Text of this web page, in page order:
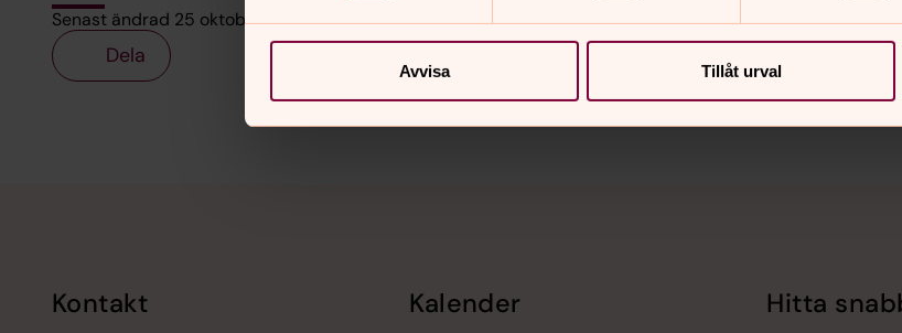
Avvisa Tillåt urval
Senast ändrad 25 oktober 2024
Dela
Kontakt Kalender Hitta